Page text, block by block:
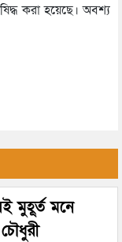
করা হয়েছে। অবশ্য
মুহূর্ত মনে